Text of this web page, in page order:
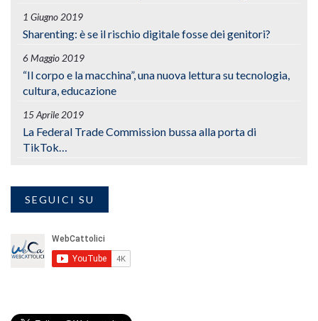
1 Giugno 2019
Sharenting: è se il rischio digitale fosse dei genitori?
6 Maggio 2019
“Il corpo e la macchina”, una nuova lettura su tecnologia,
cultura, educazione
15 Aprile 2019
La Federal Trade Commission bussa alla porta di
TikTok…
SEGUICI SU